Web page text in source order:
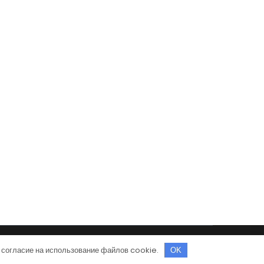
Тема от Grace Themes
на использование файлов cookie. OK